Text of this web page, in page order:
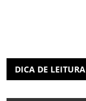
DICA DE LEITURA